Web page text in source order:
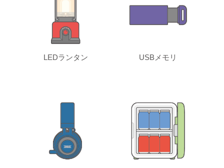
LEDランタン USBメモリ